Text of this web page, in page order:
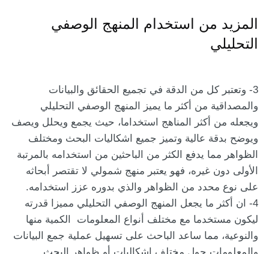
المزيد من استخدام المنهج الوصفي
التحليلي
3- وتعتبر كل من الدقة في تجميع الحقائق والبيانات
والمصداقية من أكثر ما يميز المنهج الوصفي التحليلي
ويجعله من أكثر المناهج استخداما، حيث يجمع ويحلل ويصف
ويوضح بدقة عالية وتميز جميع اشكاليات البحث ومختلف
الظواهر مما يدفع الكثر من الباحثين من استخدامه بالمرتبة
الأولى دون غيره، فهو يعتبر منهج شمولي لا تقتصر أبحاثه
على نوع محدد من الظواهر والذي بدوره عزز استخدامه.
4- ان أكثر ما يجعل المنهج الوصفي التحليلي مميزا قدرته
ليكون مستخدما مع مختلف أنواع المعلومات الكمية منها
والنوعية، مما ساعد الباحث على تسهيل عملية جمع البيانات